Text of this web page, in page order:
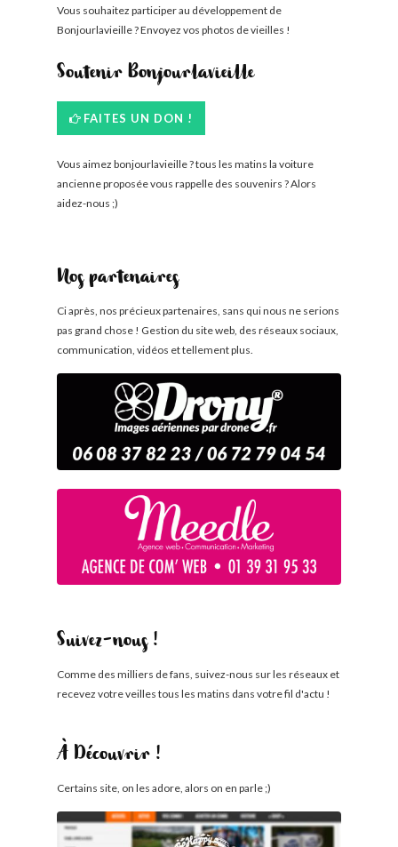
Vous souhaitez participer au développement de
Bonjourlavieille ? Envoyez vos photos de vieilles !
Soutenir Bonjourlavieille
FAITES UN DON !
Vous aimez bonjourlavieille ? tous les matins la voiture
ancienne proposée vous rappelle des souvenirs ? Alors
aidez-nous ;)
Nos partenaires
Ci après, nos précieux partenaires, sans qui nous ne serions
pas grand chose ! Gestion du site web, des réseaux sociaux,
communication, vidéos et tellement plus.
Suivez-nous !
Comme des milliers de fans, suivez-nous sur les réseaux et
recevez votre veilles tous les matins dans votre fil d'actu !
À Découvrir !
Certains site, on les adore, alors on en parle ;)